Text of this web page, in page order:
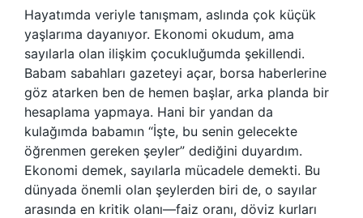
Hayatımda veriyle tanışmam, aslında çok küçük
yaşlarıma dayanıyor. Ekonomi okudum, ama
sayılarla olan ilişkim çocukluğumda şekillendi.
Babam sabahları gazeteyi açar, borsa haberlerine
göz atarken ben de hemen başlar, arka planda bir
hesaplama yapmaya. Hani bir yandan da
kulağımda babamın “İşte, bu senin gelecekte
öğrenmen gereken şeyler” dediğini duyardım.
Ekonomi demek, sayılarla mücadele demekti. Bu
dünyada önemli olan şeylerden biri de, o sayılar
arasında en kritik olanı—faiz oranı, döviz kurları